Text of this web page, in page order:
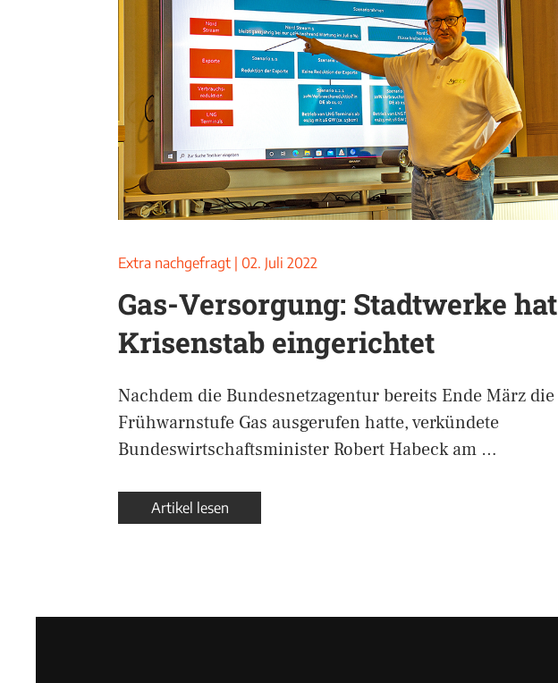
Extra nachgefragt 02. Juli 2022
Gas-Versorgung: Stadtwerke hat
Krisenstab eingerichtet
Nachdem die Bundesnetzagentur bereits Ende März die
Frühwarnstufe Gas ausgerufen hatte, verkündete
Bundeswirtschaftsminister Robert Habeck am …
Artikel lesen